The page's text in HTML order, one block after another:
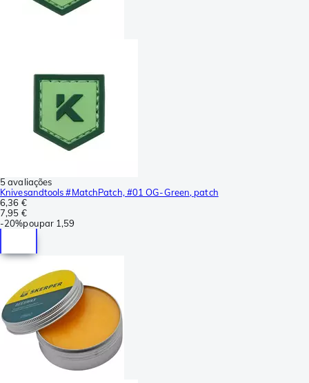
5 avaliações
Knivesandtools #MatchPatch, #01 OG-Green, patch
6,36 €
7,95 €
-20%poupar 1,59